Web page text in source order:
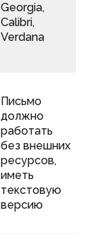
Georgia,
Calibri,
Verdana
Письмо
должно
работать
без внешних
ресурсов,
иметь
текстовую
версию